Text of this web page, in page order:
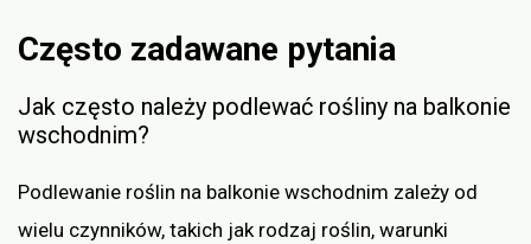
Często zadawane pytania
Jak często należy podlewać rośliny na balkonie
wschodnim?
Podlewanie roślin na balkonie wschodnim zależy od
wielu czynników, takich jak rodzaj roślin, warunki